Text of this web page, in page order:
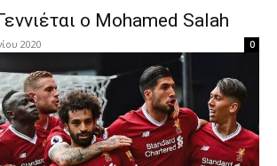
ο Mohamed Salah
2020 0